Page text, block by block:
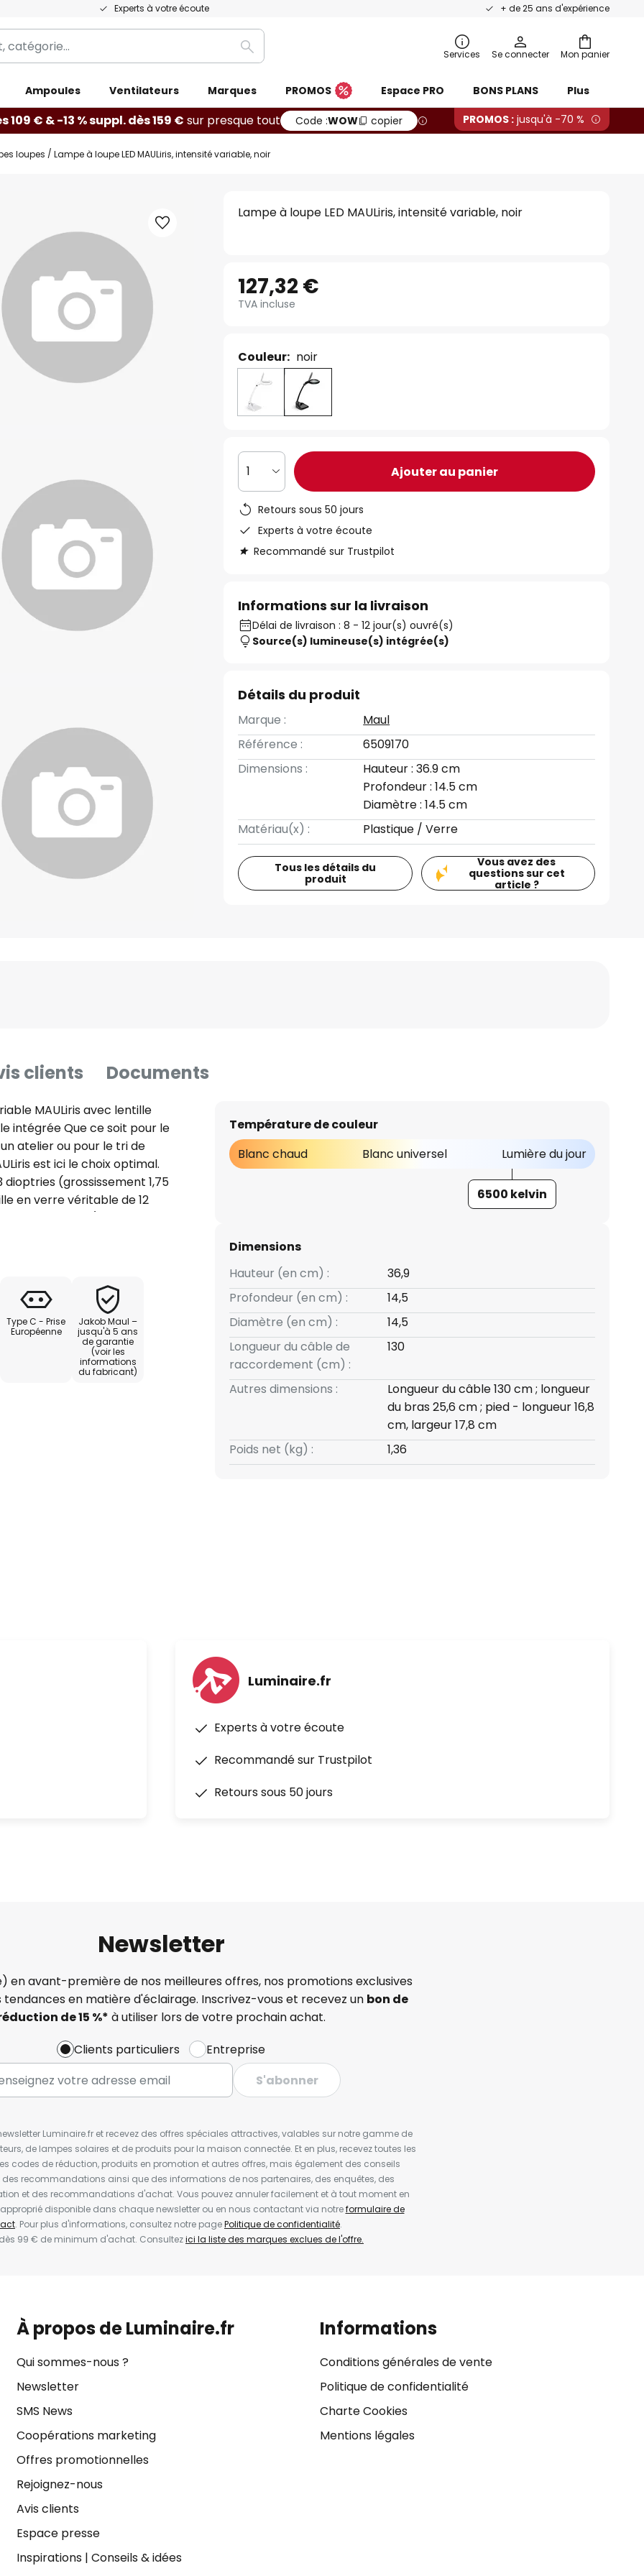
Experts à votre écoute + de 25 ans d'expérience
Mon panier
Rechercher Services Se connecter
Ampoules Ventilateurs Marques PROMOS Espace PRO BONS PLANS Plus
109 € & -13 % suppl. dès 159 € sur presque tout Code :WOW copier PROMOS : jusqu'à -70 %
loupes Lampe à loupe LED MAULiris, intensité variable, noir
Lampe à loupe LED MAULiris, intensité variable, noir
127,32 €
TVA incluse
Couleur: noir
1 Ajouter au panier
Retours sous 50 jours
Experts à votre écoute
Recommandé sur Trustpilot
Informations sur la livraison
Délai de livraison : 8 - 12 jour(s) ouvré(s)
Source(s) lumineuse(s) intégrée(s)
Détails du produit
Marque :
Maul
Référence :
6509170
Dimensions :
Hauteur : 36.9 cm
Profondeur : 14.5 cm
Diamètre : 14.5 cm
Matériau(x) :
Plastique / Verre
Tous les détails du
produit
Vous avez des
questions sur cet
article ?
clients Documents
MAULiris avec lentille
intégrée Que ce soit pour le
atelier ou pour le tri de
est ici le choix optimal.
dioptries (grossissement 1,75
en verre véritable de 12
fois, Ø 2,5 cm). La surface
en permanence pendant le
est extrêmement stable
un support qui protège
de celui-ci. La lumière
d'intensité variable
- avec diffuseur pour une
dimensions - avec
Type C - Prise
Européenne
Jakob Maul –
jusqu'à 5 ans
de garantie
(voir les
informations
du fabricant)
Température de couleur
Blanc chaud
Blanc universel Lumière du jour
6500 kelvin
Dimensions
Hauteur (en cm) :
36,9
Profondeur (en cm) :
14,5
Diamètre (en cm) :
14,5
Longueur du câble de
raccordement (cm) :
130
Autres dimensions :
Longueur du câble 130 cm ; longueur
du bras 25,6 cm ; pied - longueur 16,8
cm, largeur 17,8 cm
Poids net (kg) :
1,36
Luminaire.fr
Experts à votre écoute
Recommandé sur Trustpilot
Retours sous 50 jours
Newsletter
en avant-première de nos meilleures offres, nos promotions exclusives
tendances en matière d'éclairage. Inscrivez-vous et recevez un bon de
de 15 %* à utiliser lors de votre prochain achat.
Clients particuliers
Entreprise
S'abonner
Luminaire.fr et recevez des offres spéciales attractives, valables sur notre gamme de
de lampes solaires et de produits pour la maison connectée. Et en plus, recevez toutes les
codes de réduction, produits en promotion et autres offres, mais également des conseils
des recommandations ainsi que des informations de nos partenaires, des enquêtes, des
et des recommandations d'achat. Vous pouvez annuler facilement et à tout moment en
disponible dans chaque newsletter ou en nous contactant via notreformulaire de
. Pour plus d'informations, consultez notre pagePolitique de confidentialité.
99 € de minimum d'achat. Consultezici la liste des marques exclues de l'offre.
À propos de Luminaire.fr
Qui sommes-nous ?
Newsletter
SMS News
Coopérations marketing
Offres promotionnelles
Rejoignez-nous
Avis clients
Espace presse
Inspirations| Conseils & idées
Informations
Conditions générales de vente
Politique de confidentialité
Charte Cookies
Mentions légales